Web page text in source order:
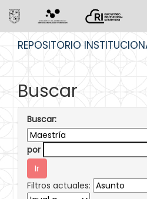
REPOSITORIO
Buscar
Buscar:
por
Filtros actuales: